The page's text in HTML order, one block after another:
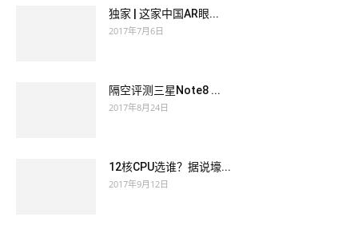
独家 | 这家中国AR眼...
2017年7月6日
隔空评测三星Note8 ...
2017年8月24日
12核CPU选谁？据说壕...
2017年9月12日